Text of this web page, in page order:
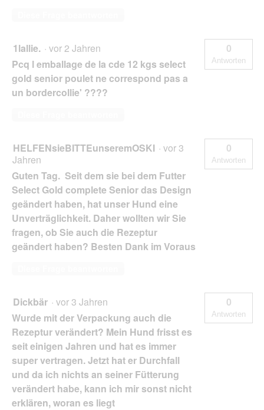
1lallie. · vor 2 Jahren
Pcq l emballage de la cde 12 kgs select
gold senior poulet ne correspond pas a
un bordercollie' ????
0
Antworten
HELFENsieBITTEunseremOSKI · vor 3
Jahren
Guten Tag. Seit dem sie bei dem Futter
Select Gold complete Senior das Design
geändert haben, hat unser Hund eine
Unverträglichkeit. Daher wollten wir Sie
fragen, ob Sie auch die Rezeptur
geändert haben? Besten Dank im Voraus
0
Antworten
Dickbär · vor 3 Jahren
Wurde mit der Verpackung auch die
Rezeptur verändert? Mein Hund frisst es
seit einigen Jahren und hat es immer
super vertragen. Jetzt hat er Durchfall
und da ich nichts an seiner Fütterung
verändert habe, kann ich mir sonst nicht
erklären, woran es liegt
0
Antworten